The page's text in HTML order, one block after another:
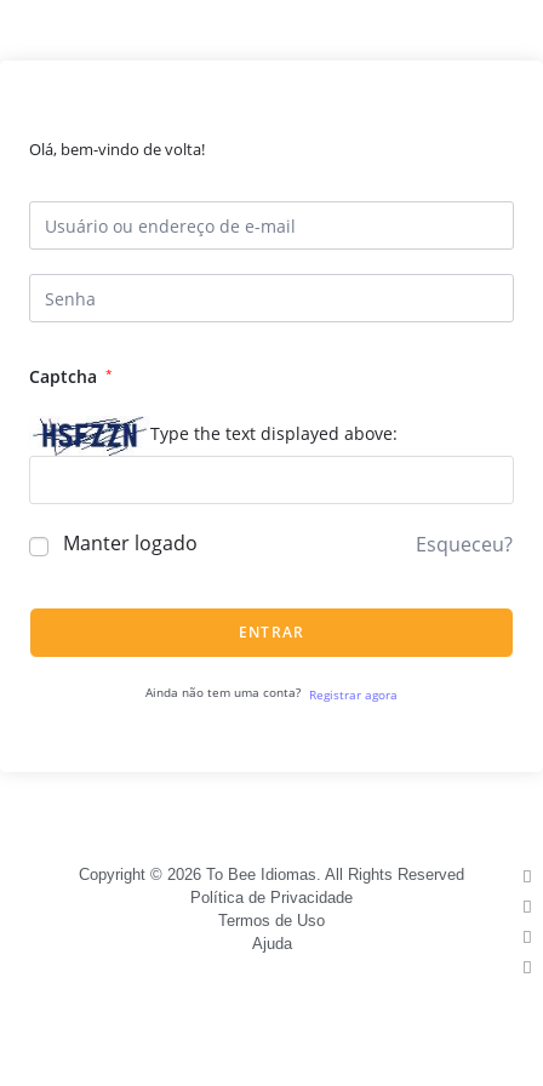
Olá, bem-vindo de volta!
Captcha *
Type the text displayed above:
Manter logado Esqueceu?
ENTRAR
Ainda não tem uma conta? Registrar agora
Copyright © 2026 To Bee Idiomas. All Rights Reserved
Política de Privacidade
Termos de Uso
Ajuda